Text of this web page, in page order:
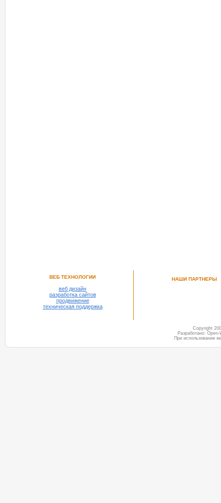
ВЕБ ТЕХНОЛОГИИ
веб дизайн
разработка сайтов
продвижение
техническая поддержка
НАШИ ПАРТНЕРЫ
Copyright
Разработано:
При использовании